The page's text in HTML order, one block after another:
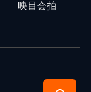
映目会拍